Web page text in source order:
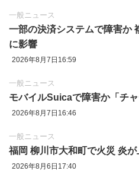
一般ニュース
一部の決済システムで障害か
に影響
2026年8月7日16:59
一般ニュース
モバイルSuicaで障害か「チャ
2026年8月7日16:46
一般ニュース
福岡 柳川市大和町で火災 炎が
2026年8月6日17:40